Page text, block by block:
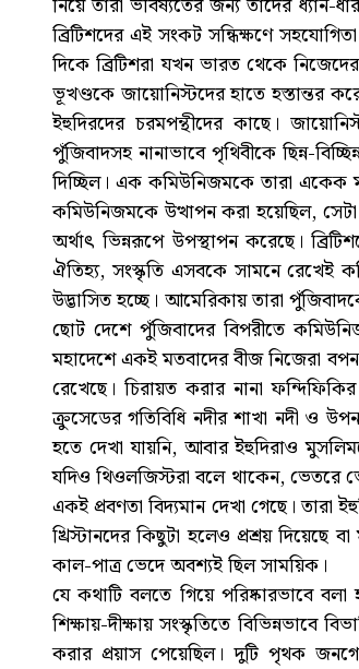
ব্রিটিশদের এই সংকট সন্ধিক্ষণে
দিকে ব্রিটিশরা যখন ভারত থেকে
ভূখণ্ডকে জায়োনিস্টদের হাতে হস্তান্তর
ইহুদিরদের চরমপন্থীদের কাছে।
পুঁজিবাদসহ নানাভাবে পৃথিবীকে ছিন্ন-
দিচ্ছিল। এক কমিউনিজমকে তারা একেক
কমিউনিজমকে উত্থাপন করা হয়েছিল,
অর্থাৎ ভিন্নরূপে উপস্থাপন করেছে।
ঐতিহ্য, সংস্কৃতি এসবকে সামনে রেখেই
উদ্ভাসিত হচ্ছে। আমেরিকায় তারা
ছোট দেশে পুঁজিবাদের বিপরীতে
মহাদেশে একই মতবাদের বীজ নিজেরা
রেখেছে। চিরায়ত করার নানা
ক্রুসেডের গতিবিধি নদীর শাখা নদী ও
হতে দেখা যায়নি, আবার ইহুদিরাও
যদিও থিওলজিস্টরা বলে থাকেন, ভেতরে
একই প্রবণতা বিদ্যমান দেখা গেছে। তারা
খ্রিস্টানদের কিছুটা হলেও প্রশ্রয় দিয়েছে
কাল-পাত্র ভেদে অবশ্যই ছিল সাময়িক।
যে কথাটি বলতে গিয়ে পরিষ্কারভাবে
শিক্ষায়-দীক্ষায় সংস্কৃতিতে বিভিন্নভাবে
করার প্রয়াস পেয়েছিল। দুটি পৃথক